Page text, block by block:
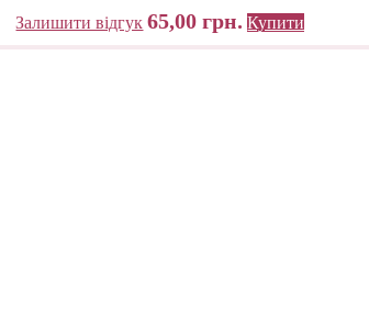
Залишити відгук 65,00грн. Купити